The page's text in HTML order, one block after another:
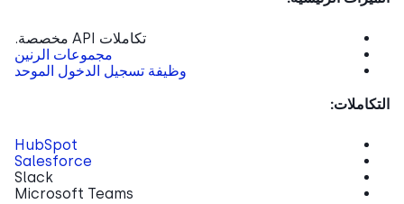
تكاملات API مخصصة.
مجموعات الرنين
وظيفة تسجيل الدخول الموحد
HubSpot
Salesforce
Slack
Microsoft Teams